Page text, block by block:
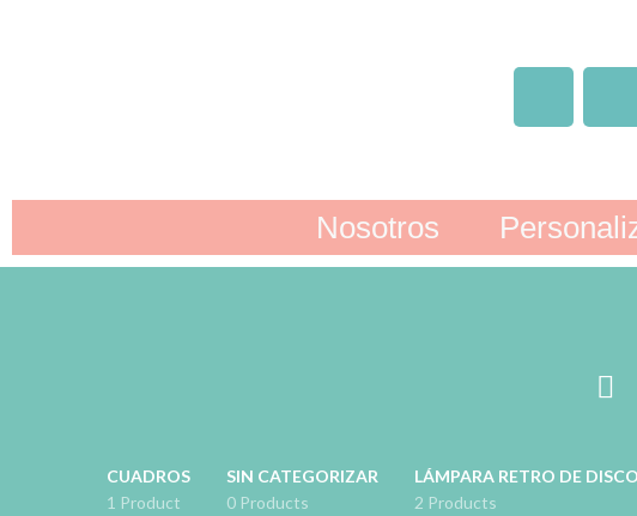
Nosotros
CUADROS
1 Product
SIN CATEGORIZAR
0 Products
LÁMPARA RETRO DE DISCO
2 Products